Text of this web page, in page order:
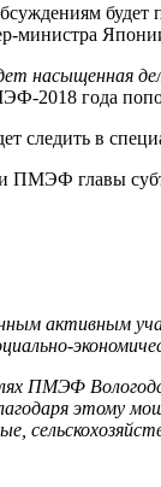
будет
насыщенная
2018 года
следить в
главы
активным
ПМЭФ
этому